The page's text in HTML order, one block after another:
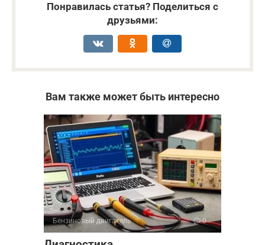
Понравилась статья? Поделиться с
друзьями:
Вам также может быть интересно
Бензиновый двигатель 0